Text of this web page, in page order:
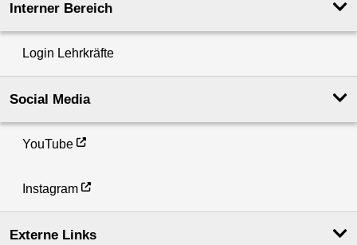
Interner Bereich
Login Lehrkräfte
Social Media
YouTube
Instagram
Externe Links